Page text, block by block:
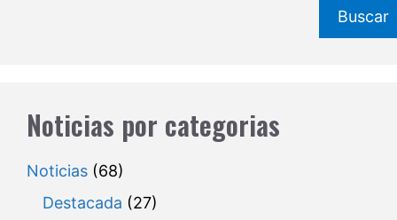
Buscar
Noticias por categorias
Noticias (68)
Destacada (27)